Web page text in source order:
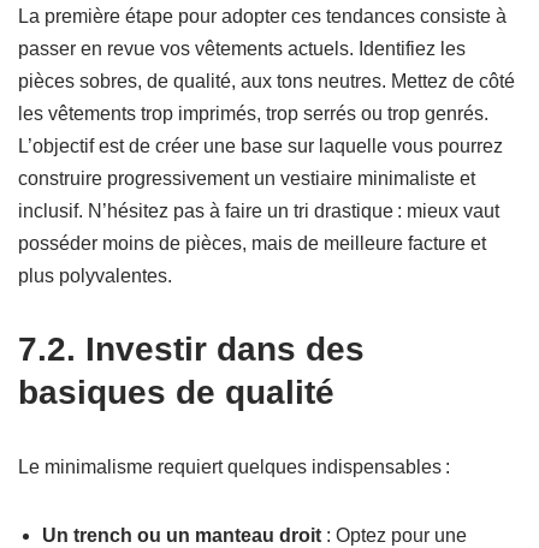
La première étape pour adopter ces tendances consiste à
passer en revue vos vêtements actuels. Identifiez les
pièces sobres, de qualité, aux tons neutres. Mettez de côté
les vêtements trop imprimés, trop serrés ou trop genrés.
L’objectif est de créer une base sur laquelle vous pourrez
construire progressivement un vestiaire minimaliste et
inclusif. N’hésitez pas à faire un tri drastique : mieux vaut
posséder moins de pièces, mais de meilleure facture et
plus polyvalentes.
7.2. Investir dans des
basiques de qualité
Le minimalisme requiert quelques indispensables :
Un trench ou un manteau droit : Optez pour une